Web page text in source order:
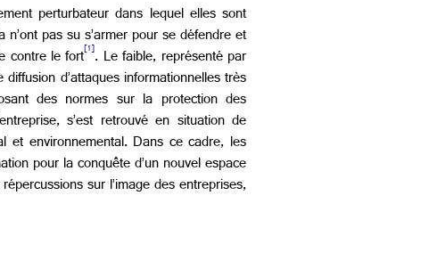
perturbateur dans lequel elles sont
pas su s’armer pour se défendre et
contre le fort[1]. Le faible, représenté par
d’attaques informationnelles très
des normes sur la protection des
s’est retrouvé en situation de
et environnemental. Dans ce cadre, les
pour la conquête d’un nouvel espace
sur l’image des entreprises,